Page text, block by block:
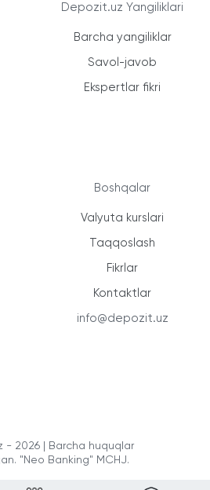
Depozit.uz Yangiliklari
Barcha yangiliklar
Savol-javob
Ekspertlar fikri
Boshqalar
Valyuta kurslari
Taqqoslash
Fikrlar
Kontaktlar
info@depozit.uz
- 2026 | Barcha huquqlar
"Neo Banking" MCHJ.